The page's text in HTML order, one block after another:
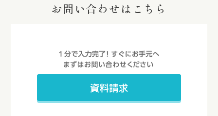
お問い合わせはこちら